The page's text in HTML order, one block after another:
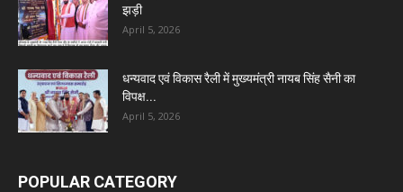
झड़ी
April 5, 2026
धन्यवाद एवं विकास रैली में मुख्यमंत्री नायब सिंह सैनी का
विपक्ष...
April 5, 2026
POPULAR CATEGORY